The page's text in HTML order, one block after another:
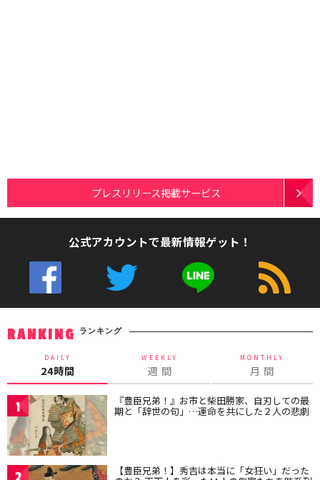
プレスリリース掲載サービス
公式アカウントで最新情報ゲット！
RANKING ランキング
DAILY
24時間
WEEKLY
週 間
MONTHLY
月 間
1 『豊臣兄弟！』お市と柴田勝家、自刃しての最
期と「辞世の句」…運命を共にした２人の悲劇
【豊臣兄弟！】秀吉は本当に「女狂い」だった